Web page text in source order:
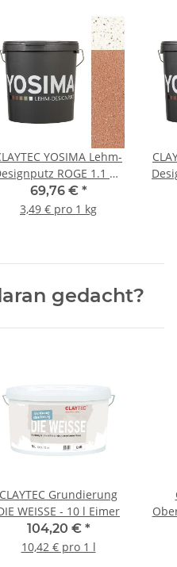
YOSIMA Lehm-
ROGE 1.1 RS
- 20 kg Eimer
69,76 € *
3,49 € pro 1 kg
gedacht?
CLAYTEC Grundierung
WEISSE - 10 l Eimer
104,20 € *
10,42 € pro 1 l